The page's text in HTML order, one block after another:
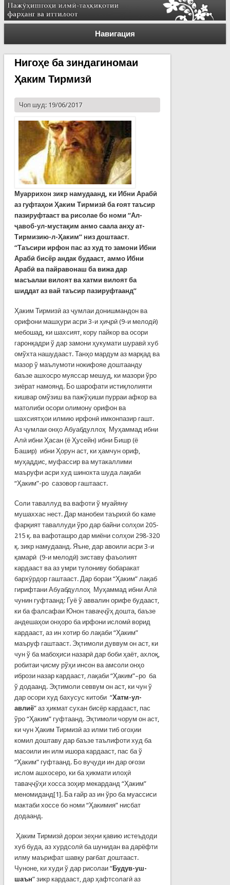
Навигация
Нигоҳе ба зиндагиномаи
Ҳаким Тирмизӣ
Чоп шуд: 19/06/2017
Муаррихон зикр намудаанд, ки Ибни Арабӣ
аз гуфтаҳои Ҳаким Тирмизӣ ба ғоят таъсир
пазируфтааст ва рисолае бо номи “Ал-
ҷавоб-ул-мустақим анмо саала анҳу ат-
Тирмизию-л-Ҳаким” низ доштааст.
“Таъсири ирфон пас аз худ то замони Ибни
Арабӣ бисёр андак будааст, аммо Ибни
Арабӣ ва пайравонаш ба вижа дар
масъалаи вилоят ва хатми вилоят ба
шиддат аз вай таъсир пазируфтаанд”
Ҳаким Тирмизӣ аз ҷумлаи донишмандон ва
орифони машҳури асри 3-и ҳиҷрӣ (9-и мелодӣ)
мебошад, ки шахсият, кору пайкор ва осори
гаронқадри ў дар замони ҳукумати шуравӣ хуб
омўхта нашудааст. Танҳо мардум аз марқад ва
мазор ў маълумоти нокифояе доштаанду
баъзе ашхосро муяссар мешуд, ки мазори ўро
зиёрат намоянд. Бо шарофати истиқлолияти
кишвар омўзиш ва пажўҳиши пурраи афкор ва
матолиби осори олимону орифон ва
шахсиятҳои илмию ирфонӣ имконпазир гашт.
Аз ҷумлаи онҳо Абуабдуллоҳ Муҳаммад ибни
Алӣ ибни Ҳасан (ё Ҳусейн) ибни Бишр (ё
Башир) ибни Ҳорун аст, ки ҳамчун ориф,
муҳаддис, муфассир ва мутакаллими
маъруфи асри худ шинохта шуда лақаби
“Ҳаким”-ро сазовор гаштааст.
Соли таваллуд ва вафоти ў муайяну
мушаххас нест. Дар манобеи таърихӣ бо каме
фарқият таваллуди ўро дар байни солҳои 205-
215 қ. ва вафоташро дар миёни солҳои 298-320
қ. зикр намудаанд. Яъне, дар авоили асри 3-и
қамарӣ (9-и мелодӣ) зиставу фаъолият
кардааст ва аз умри тулониву бобаракат
бархӯрдор гаштааст. Дар бораи “Ҳаким” лақаб
гирифтани Абуабдуллоҳ Муҳаммад ибни Алӣ
чунин гуфтаанд: Гуё ў аввалин орифе будааст,
ки ба фалсафаи Юнон таваҷҷўҳ дошта, баъзе
андешаҳои онҳоро ба ирфони исломӣ ворид
кардааст, аз ин хотир бо лақаби “Ҳаким”
маъруф гаштааст. Эҳтимоли дуввум он аст, ки
чун ў ба мабоҳиси назарӣ дар боби ҳаёт, ахлоқ,
робитаи ҷисму рўҳи инсон ва амсоли онҳо
ибрози назар кардааст, лақаби “Ҳаким”–ро ба
ў додаанд. Эҳтимоли севвум он аст, ки чун ў
дар осори худ бахусус китоби “Хатм-ул-
авлиё” аз ҳикмат сухан бисёр кардааст, пас
ўро “Ҳаким” гуфтаанд. Эҳтимоли чорум он аст,
ки чун Ҳаким Тирмизӣ аз илми тиб огоҳии
комил доштаву дар баъзе таълифоти худ ба
масоили ин илм ишора кардааст, пас ба ў
“Ҳаким” гуфтаанд. Бо вуҷуди ин дар оғози
ислом ашхосеро, ки ба ҳикмати илоҳӣ
таваҷҷўҳи хосса зоҳир мекарданд “Ҳаким”
меномиданд[1]. Ба ғайр аз ин ўро ба муассиси
мактаби хоссе бо номи “Ҳакимия” нисбат
додаанд.
Ҳаким Тирмизӣ дорои зеҳни қавию истеъдоди
хуб буда, аз хурдсолӣ ба шунидан ва дарёфти
илму маърифат шавқу рағбат доштааст.
Чуноне, ки худи ў дар рисолаи “Будув-уш-
шаън” зикр кардааст, дар ҳафтсолагӣ аз